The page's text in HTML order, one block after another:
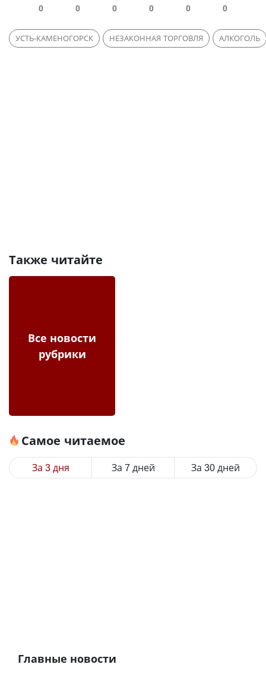
0 0 0 0 0 0
УСТЬ-КАМЕНОГОРСК НЕЗАКОННАЯ ТОРГОВЛЯ АЛКОГОЛЬ
Также читайте
Все новости
рубрики
Самое читаемое
За 3 дня За 7 дней За 30 дней
Главные новости